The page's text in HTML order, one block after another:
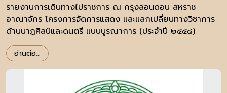
รายงานการเดินทางไปราชการ ณ กรุงลอนดอน สหราช
อาณาจักร โครงการจัดการแสดง และแลกเปลี่ยนทางวิชาการ
ด้านนาฏศิลป์และดนตรี แบบบูรณาการ (ประจำปี ๒๕๕๘)
อ่านต่อ...